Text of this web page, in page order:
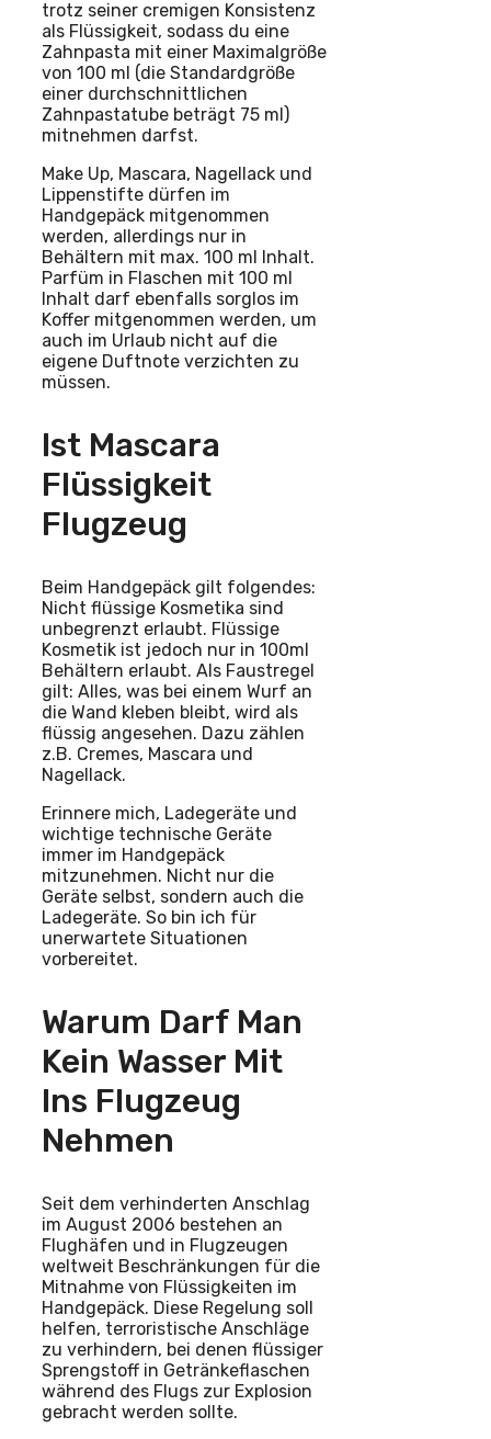
trotz seiner cremigen Konsistenz
als Flüssigkeit, sodass du eine
Zahnpasta mit einer Maximalgröße
von 100 ml (die Standardgröße
einer durchschnittlichen
Zahnpastatube beträgt 75 ml)
mitnehmen darfst.
Make Up, Mascara, Nagellack und
Lippenstifte dürfen im
Handgepäck mitgenommen
werden, allerdings nur in
Behältern mit max. 100 ml Inhalt.
Parfüm in Flaschen mit 100 ml
Inhalt darf ebenfalls sorglos im
Koffer mitgenommen werden, um
auch im Urlaub nicht auf die
eigene Duftnote verzichten zu
müssen.
Ist Mascara
Flüssigkeit
Flugzeug
Beim Handgepäck gilt folgendes:
Nicht flüssige Kosmetika sind
unbegrenzt erlaubt. Flüssige
Kosmetik ist jedoch nur in 100ml
Behältern erlaubt. Als Faustregel
gilt: Alles, was bei einem Wurf an
die Wand kleben bleibt, wird als
flüssig angesehen. Dazu zählen
z.B. Cremes, Mascara und
Nagellack.
Erinnere mich, Ladegeräte und
wichtige technische Geräte
immer im Handgepäck
mitzunehmen. Nicht nur die
Geräte selbst, sondern auch die
Ladegeräte. So bin ich für
unerwartete Situationen
vorbereitet.
Warum Darf Man
Kein Wasser Mit
Ins Flugzeug
Nehmen
Seit dem verhinderten Anschlag
im August 2006 bestehen an
Flughäfen und in Flugzeugen
weltweit Beschränkungen für die
Mitnahme von Flüssigkeiten im
Handgepäck. Diese Regelung soll
helfen, terroristische Anschläge
zu verhindern, bei denen flüssiger
Sprengstoff in Getränkeflaschen
während des Flugs zur Explosion
gebracht werden sollte.